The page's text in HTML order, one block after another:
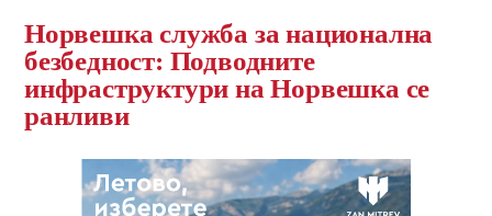
Норвешка служба за национална
безбедност: Подводните
инфраструктури на Норвешка се
ранливи